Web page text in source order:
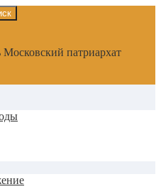
Московский патриархат